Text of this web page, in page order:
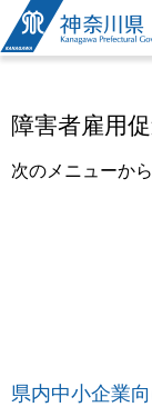
神奈川県
障害者雇用
次のメニューか
県内中小企業